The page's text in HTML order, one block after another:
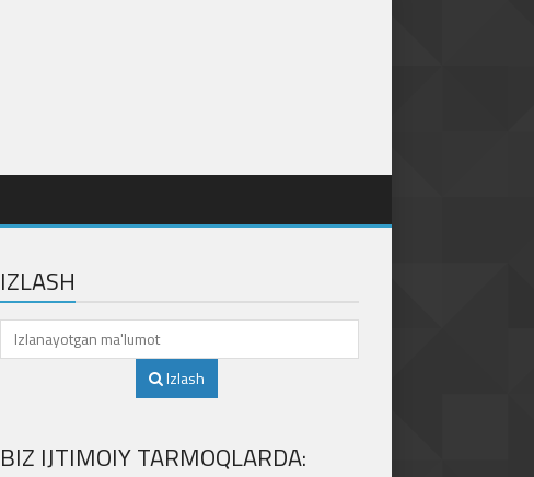
IZLASH
Izlash
BIZ IJTIMOIY TARMOQLARDA: